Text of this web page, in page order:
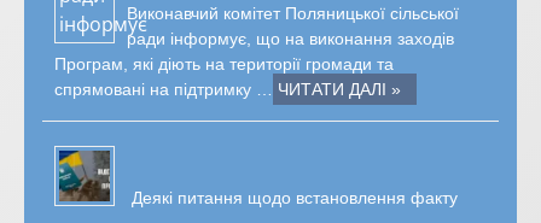
Виконавчий комітет Поляницької сільської
ради інформує, що на виконання заходів
Програм, які діють на території громади та
спрямовані на підтримку …
ЧИТАТИ ДАЛІ »
Деякі питання щодо встановлення факту